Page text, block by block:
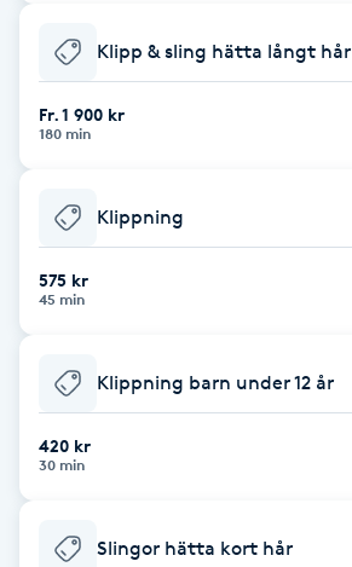
Diamantslipning
Extensions
Extensions borttagning
Face framing
Klipp & sling hätta långt hår
Fr. 1 900 kr
180 min
Klippning
575 kr
45 min
Klippning barn under 12 år
420 kr
30 min
Slingor hätta kort hår